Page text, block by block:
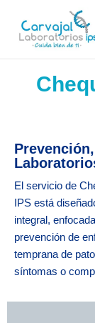
El servicio de
IPS está
integral,
prevención de
temprana de
síntomas o